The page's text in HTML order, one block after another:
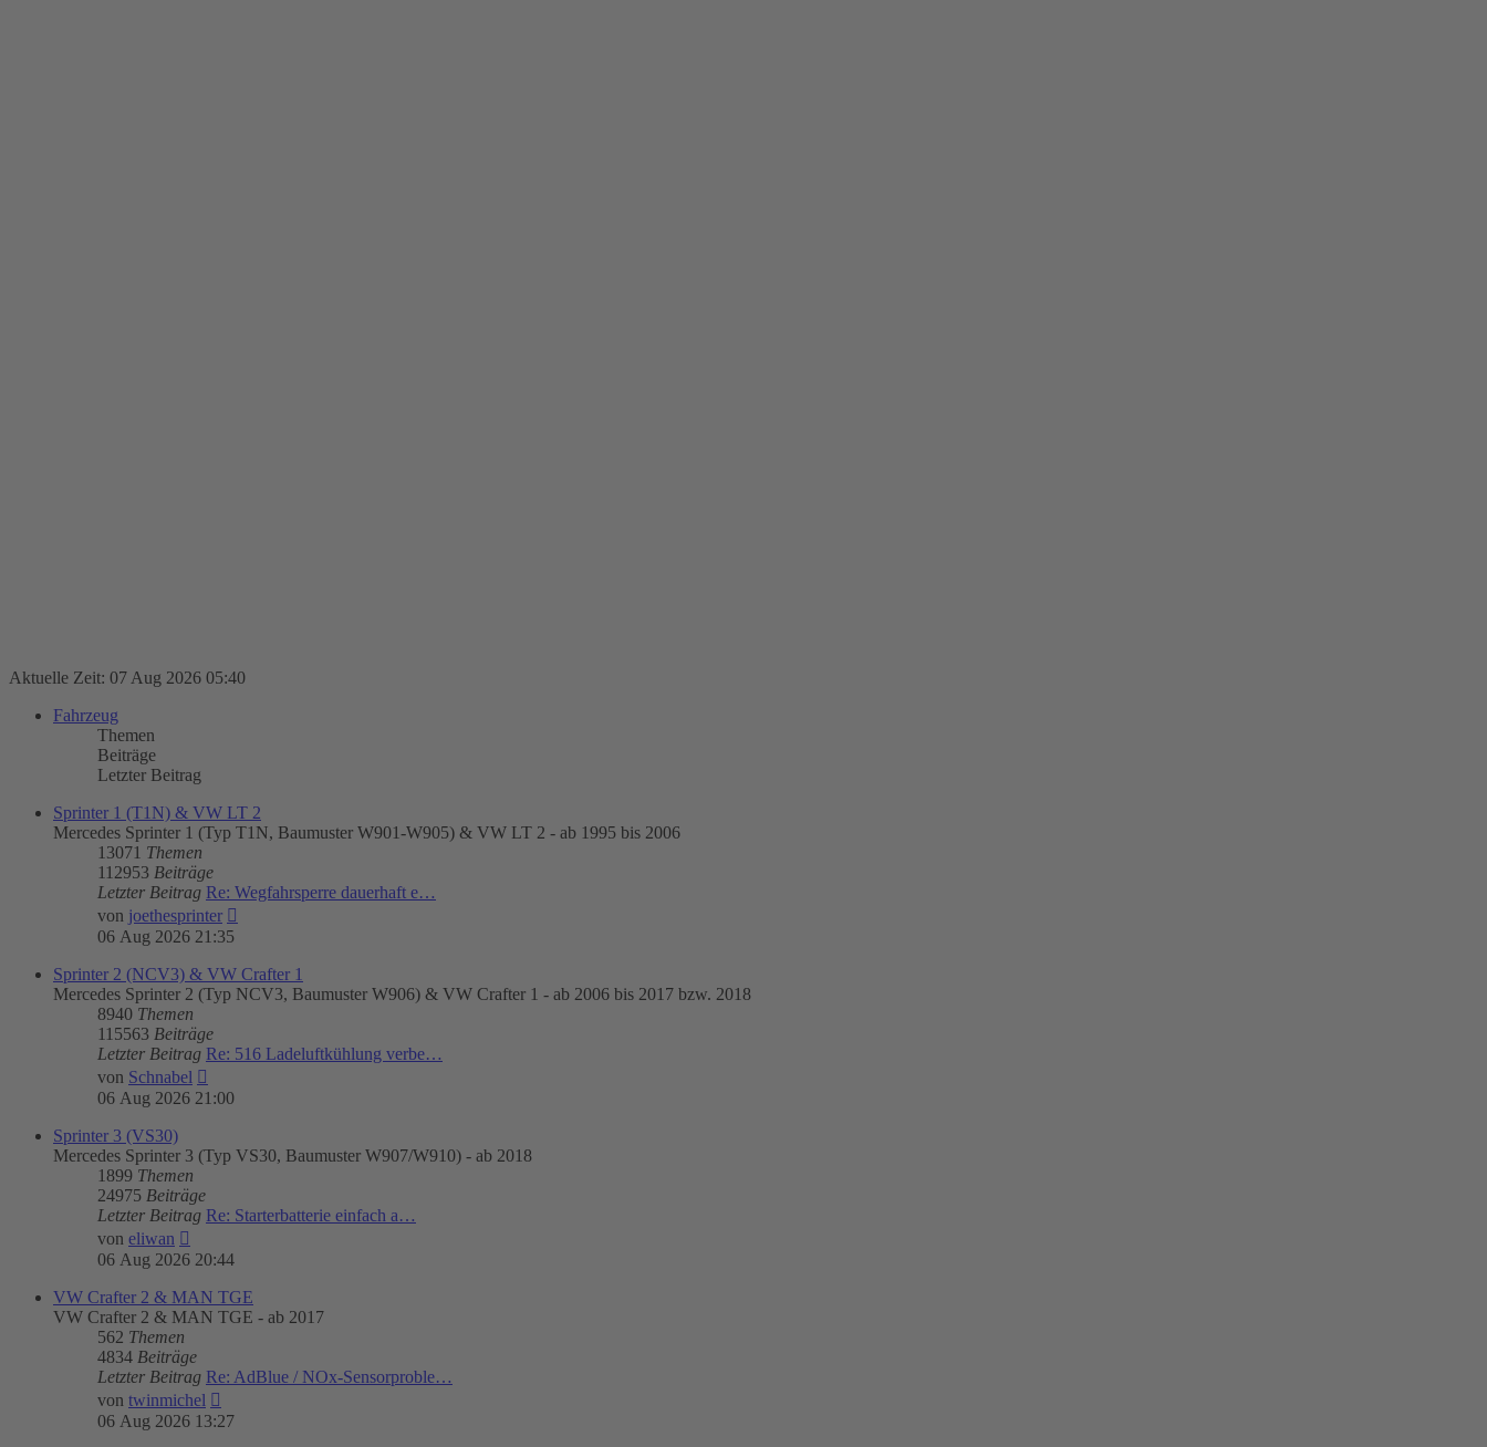
Aktuelle Zeit: 07 Aug 2026 05:40
Fahrzeug
Themen
Beiträge
Letzter Beitrag
Sprinter 1 (T1N) & VW LT 2
Mercedes Sprinter 1 (Typ T1N, Baumuster W901-W905) & VW LT 2 - ab 1995 bis 2006
13071 Themen
112953 Beiträge
Letzter Beitrag Re: Wegfahrsperre dauerhaft e…
von joethesprinter
06 Aug 2026 21:35
Sprinter 2 (NCV3) & VW Crafter 1
Mercedes Sprinter 2 (Typ NCV3, Baumuster W906) & VW Crafter 1 - ab 2006 bis 2017 bzw. 2018
8940 Themen
115563 Beiträge
Letzter Beitrag Re: 516 Ladeluftkühlung verbe…
von Schnabel
Beitrag
06 Aug 2026 21:00
Sprinter 3 (VS30)
Mercedes Sprinter 3 (Typ VS30, Baumuster W907/W910) - ab 2018
1899 Themen
24975 Beiträge
Letzter Beitrag Re: Starterbatterie einfach a…
von eliwan
Beitrag
06 Aug 2026 20:44
VW Crafter 2 & MAN TGE
VW Crafter 2 & MAN TGE - ab 2017
562 Themen
4834 Beiträge
Letzter Beitrag Re: AdBlue / NOx-Sensorproble…
von twinmichel
Beitrag
06 Aug 2026 13:27